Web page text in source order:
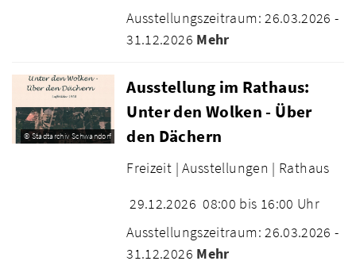
Ausstellungszeitraum: 26.03.2026 -
31.12.2026 Mehr
© Stadtarchiv Schwandorf
Ausstellung im Rathaus:
Unter den Wolken - Über
den Dächern
Freizeit | Ausstellungen | Rathaus
29.12.2026 08:00 bis 16:00 Uhr
Ausstellungszeitraum: 26.03.2026 -
31.12.2026 Mehr